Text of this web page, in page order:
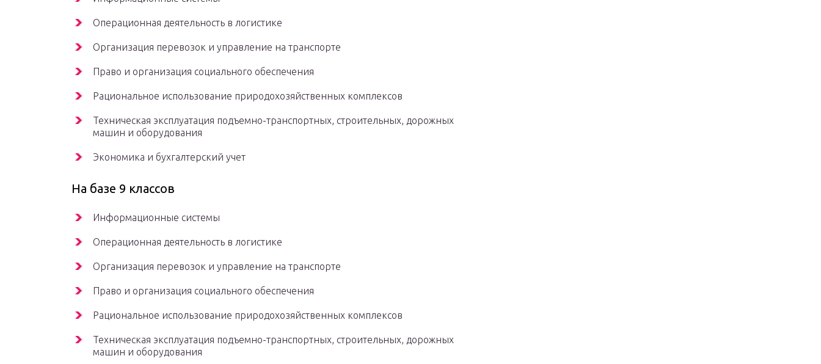
Операционная деятельность в логистике
Организация перевозок и управление на транспорте
Право и организация социального обеспечения
Рациональное использование природохозяйственных комплексов
Техническая эксплуатация подъемно-транспортных, строительных, дорожных
машин и оборудования
Экономика и бухгалтерский учет
На базе 9 классов
Информационные системы
Операционная деятельность в логистике
Организация перевозок и управление на транспорте
Право и организация социального обеспечения
Рациональное использование природохозяйственных комплексов
Техническая эксплуатация подъемно-транспортных, строительных, дорожных
машин и оборудования